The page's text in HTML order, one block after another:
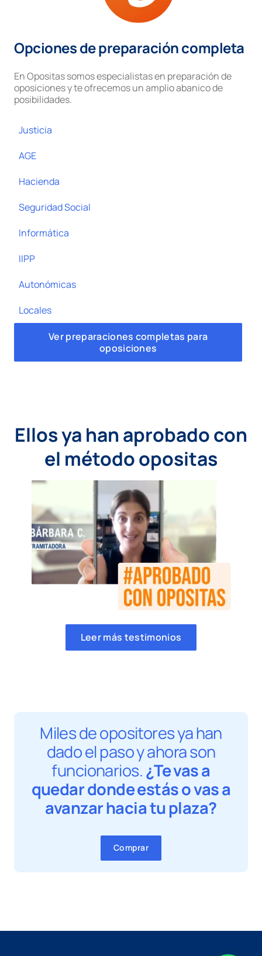
Opciones de preparación completa
En Opositas somos especialistas en preparación de
oposiciones y te ofrecemos un amplio abanico de
posibilidades.
Justicia
AGE
Hacienda
Seguridad Social
Informática
IIPP
Autonómicas
Locales
Ver preparaciones completas para
oposiciones
Ellos ya han aprobado con
el método opositas
Leer más testimonios
Miles de opositores ya han
dado el paso y ahora son
funcionarios.¿Te vas a
quedar donde estás o vas a
avanzar hacia tu plaza?
Comprar